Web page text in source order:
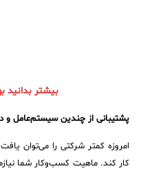
بیشتر بدانید
پشتیبانی از چندین سیستم‌عامل و
امروزه کمتر شرکتی را می‌توان
کار کند. ماهیت کسب‌وکار شما